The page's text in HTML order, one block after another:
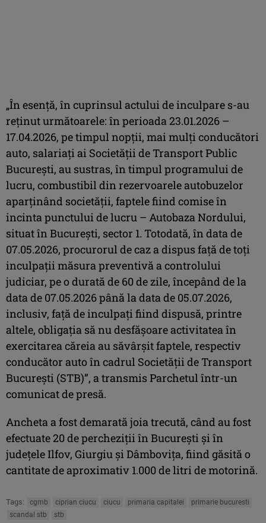
„În esenţă, în cuprinsul actului de inculpare s-au
reţinut următoarele: în perioada 23.01.2026 –
17.04.2026, pe timpul nopţii, mai mulţi conducători
auto, salariaţi ai Societăţii de Transport Public
Bucureşti, au sustras, în timpul programului de
lucru, combustibil din rezervoarele autobuzelor
aparţinând societăţii, faptele fiind comise în
incinta punctului de lucru – Autobaza Nordului,
situat în Bucureşti, sector 1. Totodată, în data de
07.05.2026, procurorul de caz a dispus faţă de toţi
inculpaţii măsura preventivă a controlului
judiciar, pe o durată de 60 de zile, începând de la
data de 07.05.2026 până la data de 05.07.2026,
inclusiv, faţă de inculpaţi fiind dispusă, printre
altele, obligaţia să nu desfăşoare activitatea în
exercitarea căreia au săvârşit faptele, respectiv
conducător auto în cadrul Societăţii de Transport
Bucureşti (STB)”, a transmis Parchetul într-un
comunicat de presă.
Ancheta a fost demarată joia trecută, când au fost
efectuate 20 de percheziţii în Bucureşti şi în
judeţele Ilfov, Giurgiu şi Dâmboviţa, fiind găsită o
cantitate de aproximativ 1.000 de litri de motorină.
Tags: cgmb ciprian ciucu ciucu primaria capitalei
primarie bucuresti
scandal stb
stb